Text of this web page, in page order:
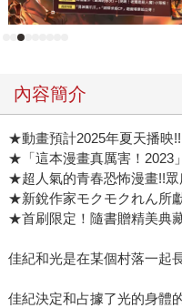
內容簡介
★動畫預計2025年夏天播映!!
★「這本漫畫真厲害！2023
★超人氣的青春恐怖漫畫!!眾
★新銳作家モクモクれん所
★首刷限定！隨書贈精美典
佳紀和光是在某個村落一起
佳紀決定和占據了光的身體